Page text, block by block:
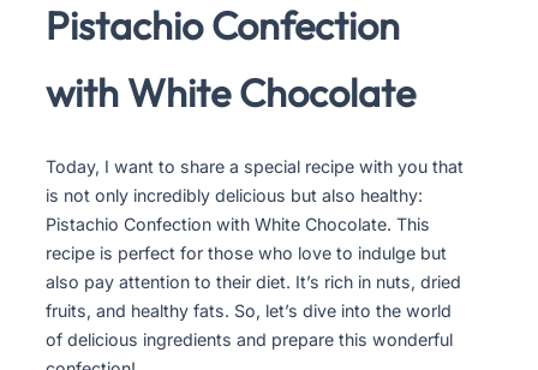
Pistachio Confection
with White Chocolate
Today, I want to share a special recipe with you that
is not only incredibly delicious but also healthy:
Pistachio Confection with White Chocolate. This
recipe is perfect for those who love to indulge but
also pay attention to their diet. It’s rich in nuts, dried
fruits, and healthy fats. So, let’s dive into the world
of delicious ingredients and prepare this wonderful